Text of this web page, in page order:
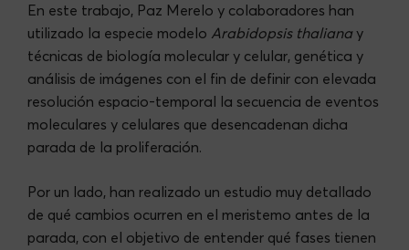
En este trabajo, Paz Merelo y colaboradores han
utilizado la especie modelo Arabidopsis thaliana y
técnicas de biología molecular y celular, genética y
análisis de imágenes con el fin de definir con elevada
resolución espacio-temporal la secuencia de eventos
moleculares y celulares que desencadenan dicha
parada de la proliferación.
Por un lado, han realizado un estudio muy detallado
de qué cambios ocurren en el meristemo antes de la
parada, con el objetivo de entender qué fases tienen